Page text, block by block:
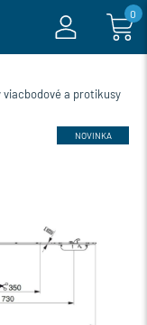
0
viacbodové a protikusy
NOVINKA